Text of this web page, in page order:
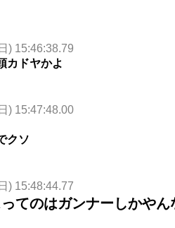
) 15:46:38.79
カドヤかよ
) 15:47:48.00
クソ
) 15:48:44.77
てのはガンナーしかやん